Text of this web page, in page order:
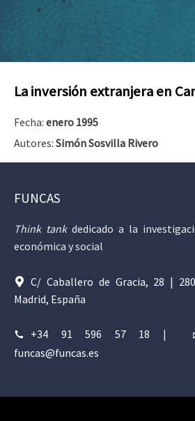
La inversión extranjera en
Fecha: enero 1995
Autores: Simón Sosvilla Rivero
FUNCAS
Think tankdedicado a la
económica y social
C/ Caballero de Gracia, 28 |
Madrid, España
+34 91 596 57 18
|
funcas@funcas.es